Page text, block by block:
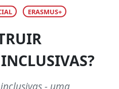
ERASMUS+
- uma